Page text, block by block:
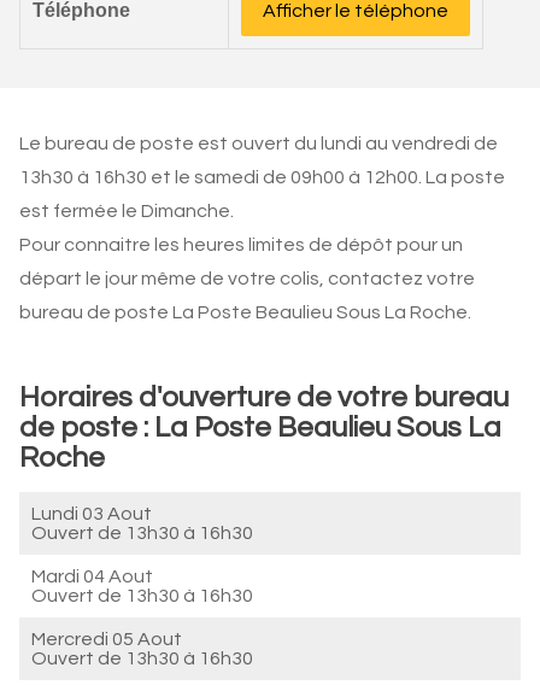
Téléphone Afficher le téléphone
Le bureau de poste est ouvert du lundi au vendredi de
13h30 à 16h30 et le samedi de 09h00 à 12h00. La poste
est fermée le Dimanche.
Pour connaitre les heures limites de dépôt pour un
départ le jour même de votre colis, contactez votre
bureau de poste La Poste Beaulieu Sous La Roche.
Horaires d'ouverture de votre bureau
de poste : La Poste Beaulieu Sous La
Roche
Lundi 03 Aout
Ouvert de 13h30 à 16h30
Mardi 04 Aout
Ouvert de 13h30 à 16h30
Mercredi 05 Aout
Ouvert de 13h30 à 16h30